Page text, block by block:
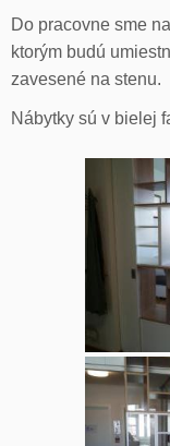
Do pracovne sme
ktorým budú
zavesené na stenu.
Nábytky sú v bielej